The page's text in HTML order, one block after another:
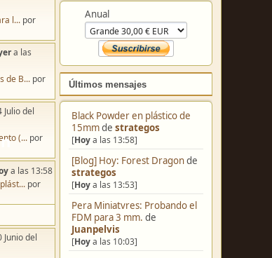
Anual
Últimos mensajes
Black Powder en plástico de
15mmde strategos
[Hoya las 13:58]
[Blog] Hoy: Forest Dragonde
strategos
[Hoya las 13:53]
Pera Miniatvres: Probando el
FDM para 3 mm. de
Juanpelvis
[Hoya las 10:03]
l... por
a las
de B... por
Julio del
(... por
a las 13:58
por
Junio del